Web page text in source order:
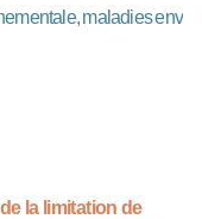
maladies
la limitation de